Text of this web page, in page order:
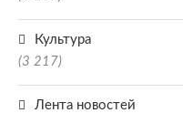
Культура
(3 217)
Лента новостей